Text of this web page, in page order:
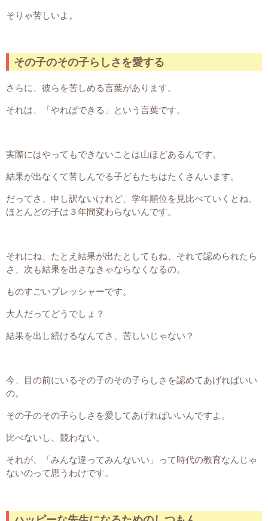
そりゃ苦しいよ。
その子のその子らしさを愛する
さらに、彼らを苦しめる言葉があります。
それは、「やればできる」という言葉です。
実際にはやってもできないことは山ほどあるんです。
結果が出なくて苦しんでる子どもたちはたくさんいます。
だってさ、申し訳ないけれど、学年順位を見比べていくとね、
ほとんどの子は３年間変わらないんです。
それにね、たとえ結果が出たとしてもね、それで認められたら
さ、次も結果を出さなきゃならなくなるの。
ものすごいプレッシャーです。
大人だってどうでしょ？
結果を出し続けるなんてさ、苦しいじゃない？
今、目の前にいるその子のその子らしさを認めてあげればいい
の。
その子のその子らしさを愛してあげればいいんですよ。
比べないし、競わない。
それが、「みんな違ってみんないい」って時代の教育なんじゃ
ないのって思うわけです。